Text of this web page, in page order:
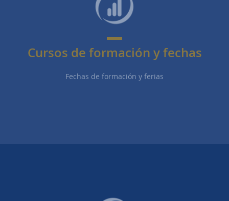
Cursos de formación y fechas
Fechas de formación y ferias